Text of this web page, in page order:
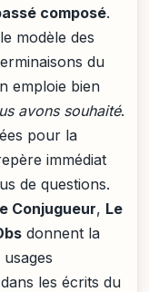
composé.
modèle des
du
emploie bien
avons souhaité.
pour la
immédiat
de questions.
Conjugueur, Le
donnent la
les écrits du